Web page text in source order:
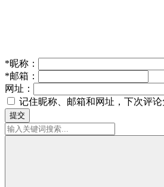
*昵称：
*邮箱：
网址：
记住昵称、邮箱和网址，下次评论
提交